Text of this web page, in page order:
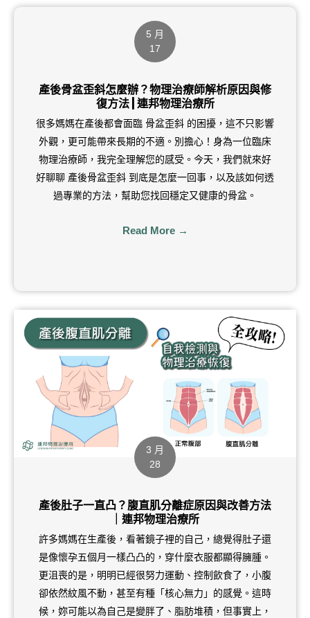
5 月
17
產後骨盆歪斜怎麼辦？物理治療師解析原因與修
復方法 | 連邦物理治療所
很多媽媽在產後都會面臨 骨盆歪斜 的困擾，這不只影響
外觀，更可能帶來長期的不適。別擔心！身為一位臨床
物理治療師，我完全理解您的感受。今天，我們就來好
好聊聊 產後骨盆歪斜 到底是怎麼一回事，以及該如何透
過專業的方法，幫助您找回穩定又健康的骨盆。
Read More →
3 月
28
產後肚子一直凸？腹直肌分離症原因與改善方法
｜連邦物理治療所
許多媽媽在生產後，看著鏡子裡的自己，總覺得肚子還
是像懷孕五個月一樣凸凸的，穿什麼衣服都顯得臃腫。
更沮喪的是，明明已經很努力運動、控制飲食了，小腹
卻依然紋風不動，甚至有種「核心無力」的感覺。這時
候，妳可能以為自己是變胖了、脂肪堆積，但事實上，